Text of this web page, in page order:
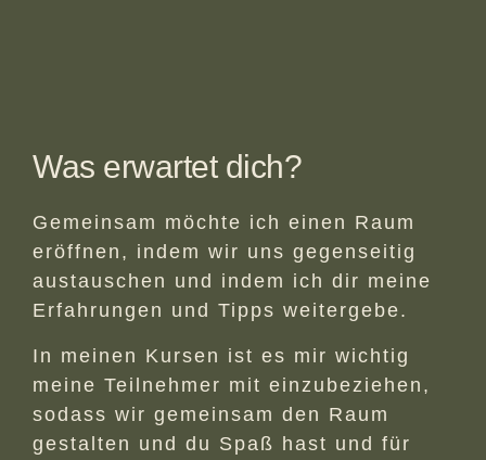
Was erwartet dich?
Gemeinsam möchte ich einen Raum
eröffnen, indem wir uns gegenseitig
austauschen und indem ich dir meine
Erfahrungen und Tipps weitergebe.
In meinen Kursen ist es mir wichtig
meine Teilnehmer mit einzubeziehen,
sodass wir gemeinsam den Raum
gestalten und du Spaß hast und für